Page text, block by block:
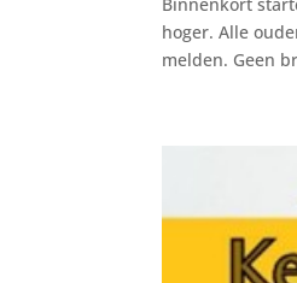
hoger. Alle
melden. Geen